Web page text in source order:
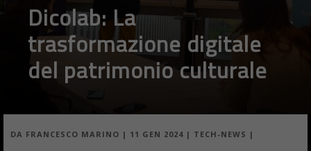
Dicolab: La
trasformazione digitale
del patrimonio culturale
DA FRANCESCO MARINO | 11 GEN 2024 | TECH-NEWS |